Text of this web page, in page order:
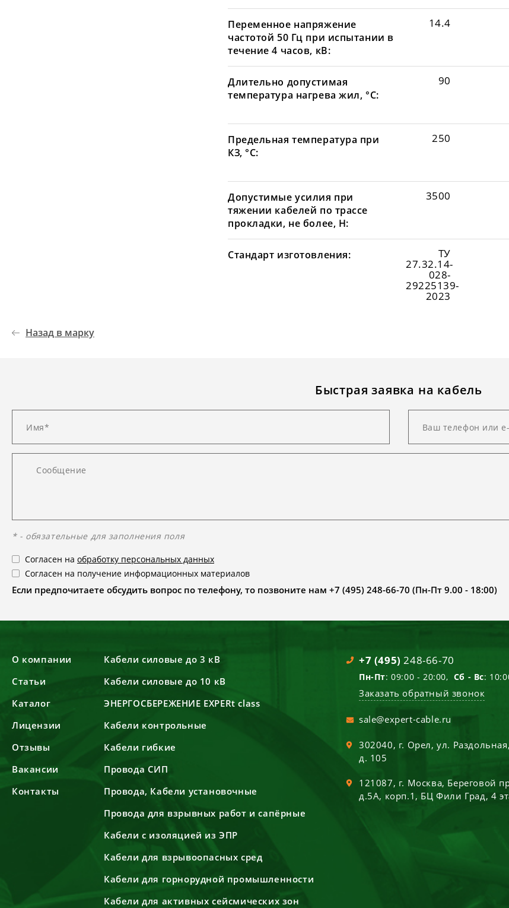
Переменное напряжение
частотой 50 Гц при испытании в
течение 4 часов, кВ:
14.4
Длительно допустимая
температура нагрева жил, °С:
90
Предельная температура при
КЗ, °С:
250
Допустимые усилия при
тяжении кабелей по трассе
прокладки, не более, Н:
3500
Стандарт изготовления: ТУ
27.32.14-
028-
29225139-
2023
Назад в марку
Быстрая заявка на кабель
* - обязательные для заполнения поля
Согласен на обработку персональных данных
Согласен на получение информационных материалов
Если предпочитаете обсудить вопрос по телефону, то позвоните нам +7 (495) 248-66-70 (Пн-Пт 9.00 - 18:00)
О компании
Статьи
Каталог
Лицензии
Отзывы
Вакансии
Контакты
Кабели силовые до 3 кВ
Кабели силовые до 10 кВ
ЭНЕРГОСБЕРЕЖЕНИЕ EXPERt class
Кабели контрольные
Кабели гибкие
Провода СИП
Провода, Кабели установочные
Провода для взрывных работ и сапёрные
Кабели с изоляцией из ЭПР
Кабели для взрывоопасных сред
Кабели для горнорудной промышленности
Кабели для активных сейсмических зон
+7 (495) 248-66-70
Пн-Пт: 09:00 - 20:00, Сб - Вс:
Заказать обратный звонок
sale@expert-cable.ru
302040, г. Орел,ул. Раздольная,
д. 105
121087, г. Москва, Береговой
д.5А, корп.1, БЦ Фили Град, 4